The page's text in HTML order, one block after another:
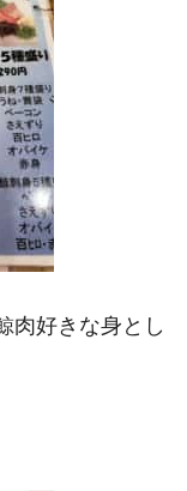
肉好きな身とし